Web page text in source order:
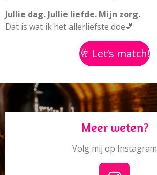
Jullie dag. Jullie liefde. Mijn zorg.
Dat is wat ik het allerliefste doe💕
🥂 Let’s match!
Meer weten?
Volg mij op Instagram